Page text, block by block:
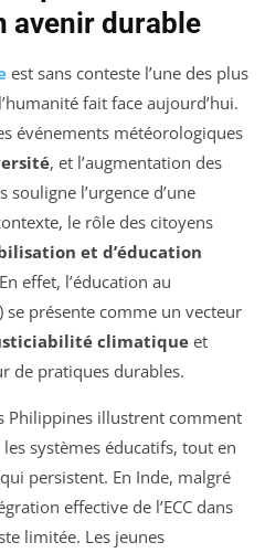
avenir durable
est sans conteste l’une des plus
fait face aujourd’hui.
événements météorologiques
, et l’augmentation des
l’urgence d’une
le rôle des citoyens
et d’éducation
effet, l’éducation au
se présente comme un vecteur
climatique et
de pratiques durables.
Philippines illustrent comment
les systèmes éducatifs, tout en
persistent. En Inde, malgré
effective de l’ECC dans
limitée. Les jeunes